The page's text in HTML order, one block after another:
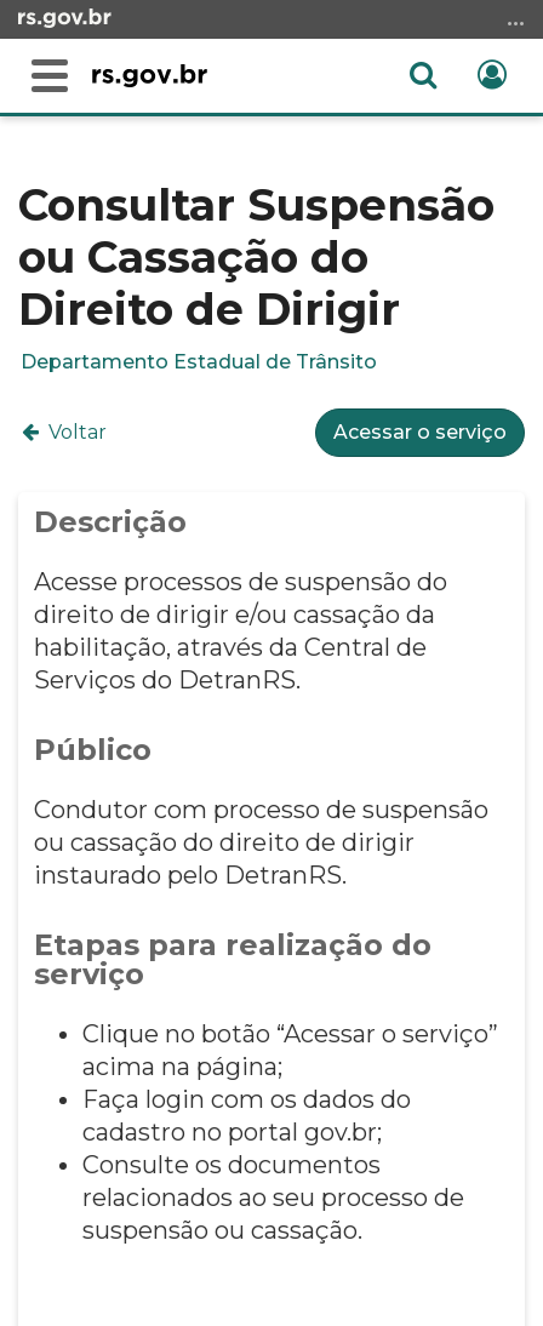
para
conteúdo
menu
para
busca
Alterna
Abrir
conteúdo
Consultar Suspensão
ou Cassação do
Direito de Dirigir
Departamento Estadual de Trânsito
Voltar Acessar o serviço
Descrição
Acesse processos de suspensão do
direito de dirigir e/ou cassação da
habilitação, através da Central de
Serviços do DetranRS.
Público
Condutor com processo de suspensão
ou cassação do direito de dirigir
instaurado pelo DetranRS.
Etapas para realização do
serviço
Clique no botão “Acessar o serviço”
acima na página;
Faça login com os dados do
cadastro no portal gov.br;
Consulte os documentos
relacionados ao seu processo de
suspensão ou cassação.